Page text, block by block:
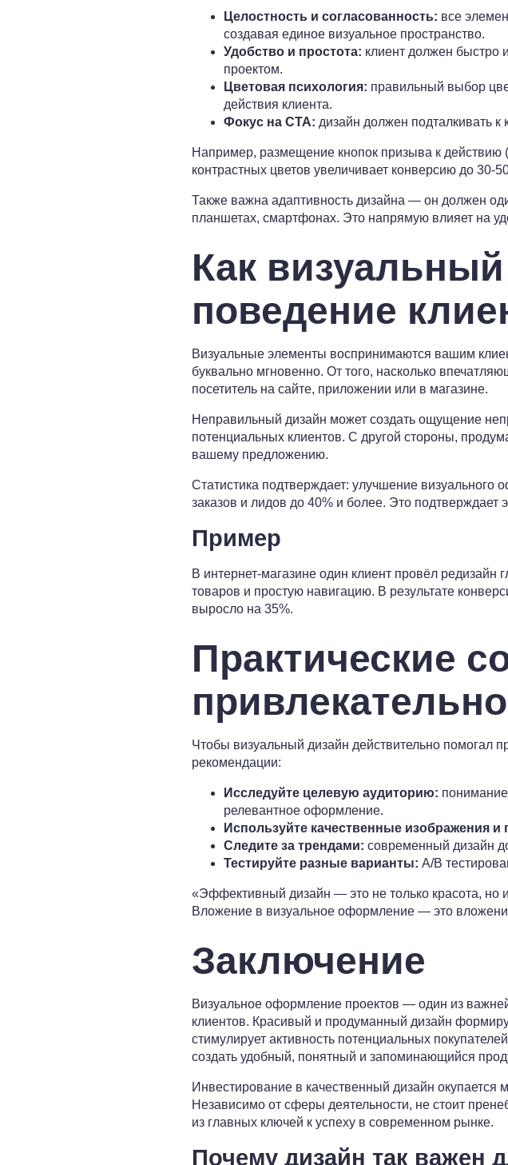
Целостность и согласованность: все
создавая единое визуальное пространство.
Удобство и простота: клиент должен быстро
проектом.
Цветовая психология: правильный выбор
действия клиента.
Фокус на CTA: дизайн должен подталкивать
Например, размещение кнопок призыва к действию
контрастных цветов увеличивает конверсию до 30-
Также важна адаптивность дизайна — он должен
планшетах, смартфонах. Это напрямую влияет на
Как
поведение
Визуальные элементы воспринимаются вашим
буквально мгновенно. От того, насколько
посетитель на сайте, приложении или в магазине.
Неправильный дизайн может создать ощущение
потенциальных клиентов. С другой стороны,
вашему предложению.
Статистика подтверждает: улучшение визуального
заказов и лидов до 40% и более. Это подтверждает
Пример
В интернет-магазине один клиент провёл редизайн
товаров и простую навигацию. В результате
выросло на 35%.
Практические
Чтобы визуальный дизайн действительно помогал
рекомендации:
Исследуйте целевую аудиторию: понимание
релевантное оформление.
Используйте качественные изображения и
Следите за трендами: современный дизайн
Тестируйте разные варианты: A/B
«Эффективный дизайн — это не только красота, но
Вложение в визуальное оформление — это
Заключение
Визуальное оформление проектов — один из
клиентов. Красивый и продуманный дизайн
стимулирует активность потенциальных
создать удобный, понятный и запоминающийся
Инвестирование в качественный дизайн окупается
Независимо от сферы деятельности, не стоит
из главных ключей к успеху в современном рынке.
Почему дизайн так важен